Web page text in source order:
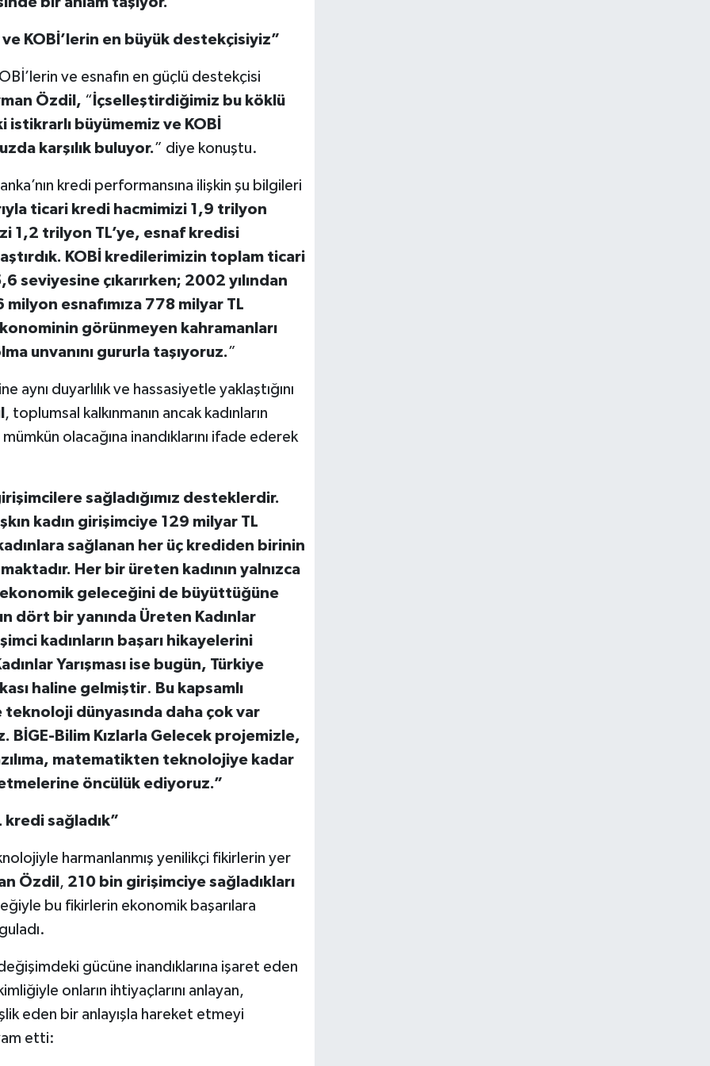
KOBİ’lerin en büyük destekçisiyiz”
ve esnafın en güçlü destekçisi
Özdil, “ İçselleştirdiğimiz bu köklü
büyümemiz ve KOBİ
karşılık buluyor.” diye konuştu.
kredi performansına ilişkin şu bilgileri
ticari kredi hacmimizi 1,9 trilyon
1,2 trilyon TL’ye, esnaf kredisi
KOBİ kredilerimizin toplam ticari
seviyesine çıkarırken; 2002 yılından
esnafımıza 778 milyar TL
görünmeyen kahramanları
unvanını gururla taşıyoruz.”
aynı duyarlılık ve hassasiyetle yaklaştığını
, toplumsal kalkınmanın ancak kadınların
olacağına inandıklarını ifade ederek
sağladığımız desteklerdir.
kadın girişimciye 129 milyar TL
sağlanan her üç krediden birinin
Her bir üreten kadının yalnızca
geleceğini de büyüttüğüne
dört bir yanında Üreten Kadınlar
kadınların başarı hikayelerini
Yarışması ise bugün, Türkiye
haline gelmiştir. Bu kapsamlı
teknoloji dünyasında daha çok var
Bilim Kızlarla Gelecek projemizle,
matematikten teknolojiye kadar
öncülük ediyoruz.”
sağladık”
harmanlanmış yenilikçi fikirlerin yer
Özdil , 210 bin girişimciye sağladıkları
bu fikirlerin ekonomik başarılara
gücüne inandıklarına işaret eden
onların ihtiyaçlarını anlayan,
eden bir anlayışla hareket etmeyi
etti: